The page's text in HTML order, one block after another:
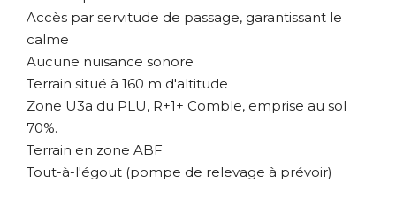
Accès par servitude de passage, garantissant le
calme
Aucune nuisance sonore
Terrain situé à 160 m d'altitude
Zone U3a du PLU, R+1+ Comble, emprise au sol
70%.
Terrain en zone ABF
Tout-à-l'égout (pompe de relevage à prévoir)